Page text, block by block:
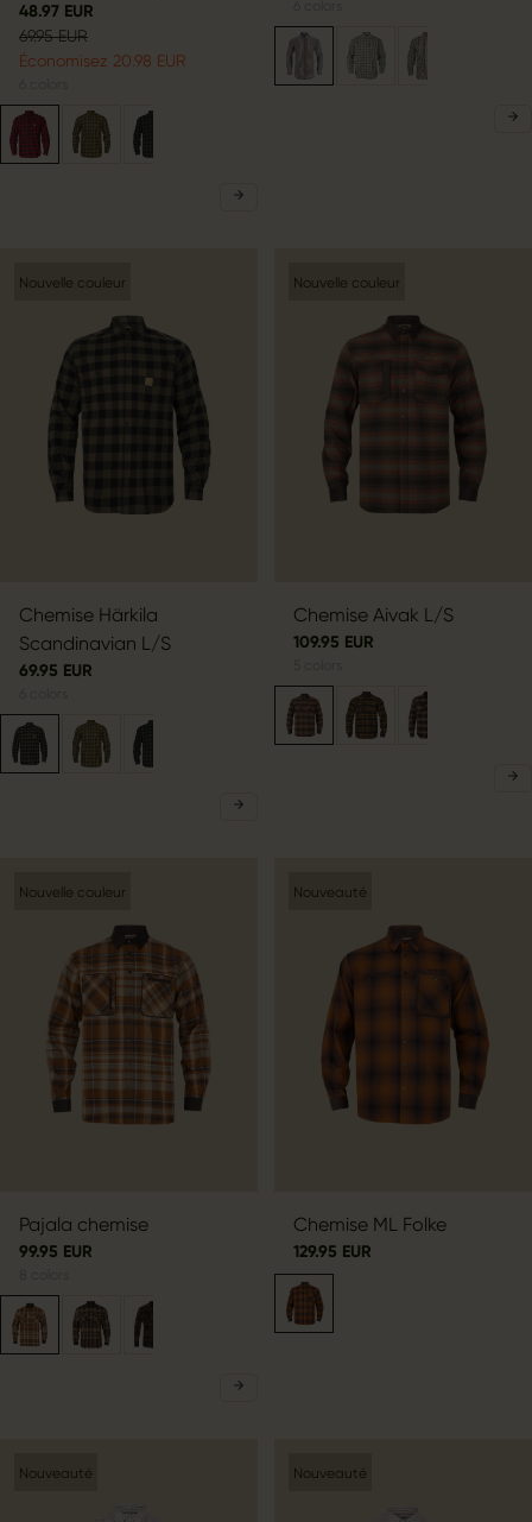
48.97 EUR
69.95 EUR
Économisez 20.98 EUR
Nouvelle couleur
Chemise Härkila
Scandinavian L/S
69.95 EUR
Nouvelle couleur
Chemise Aivak L/S
109.95 EUR
Nouvelle couleur
Pajala chemise
99.95 EUR
Nouveauté
Chemise ML Folke
129.95 EUR
Nouveauté Nouveauté